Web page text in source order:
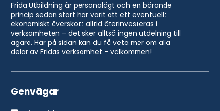
Frida Utbildning är personalägt och en bärande
princip sedan start har varit att ett eventuellt
ekonomiskt överskott alltid återinvesteras i
verksamheten – det sker alltså ingen utdelning till
ägare. Här på sidan kan du få veta mer om alla
delar av Fridas verksamhet – välkommen!
Genvägar